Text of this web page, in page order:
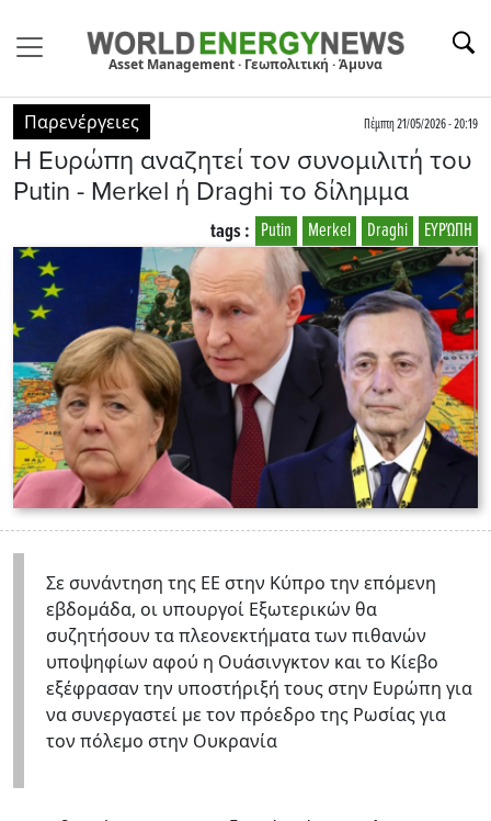
Asset Management · Γεωπολιτική · Άμυνα
Παρενέργειες Πέμπτη 21/05/2026 - 20:19
H Eυρώπη αναζητεί τον συνομιλιτή του
Putin - Merkel ή Draghi το δίλημμα
EΥΡΏΠΗ
Draghi
Merkel
Putin
tags :
Σε συνάντηση της ΕΕ στην Κύπρο την επόμενη
εβδομάδα, οι υπουργοί Εξωτερικών θα
συζητήσουν τα πλεονεκτήματα των πιθανών
υποψηφίων αφού η Ουάσινγκτον και το Κίεβο
εξέφρασαν την υποστήριξή τους στην Ευρώπη για
να συνεργαστεί με τον πρόεδρο της Ρωσίας για
τον πόλεμο στην Ουκρανία